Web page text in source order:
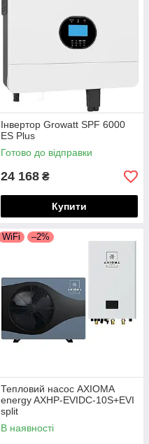
Інвертор Growatt SPF 6000
ES Plus
Готово до відправки
24 168 ₴
Купити
WiFi –2%
Тепловий насос AXIOMA
energy AXHP-EVIDC-10S+EVI
split
В наявності